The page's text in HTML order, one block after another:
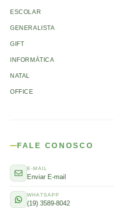
ESCOLAR
GENERALISTA
GIFT
INFORMÁTICA
NATAL
OFFICE
FALE CONOSCO
E-MAIL
Enviar E-mail
WHATSAPP
(19) 3589-8042